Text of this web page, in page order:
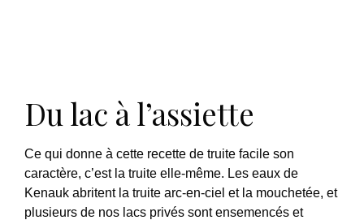
Du lac à l’assiette
Ce qui donne à cette recette de truite facile son
caractère, c’est la truite elle-même. Les eaux de
Kenauk abritent la truite arc-en-ciel et la mouchetée, et
plusieurs de nos lacs privés sont ensemencés et